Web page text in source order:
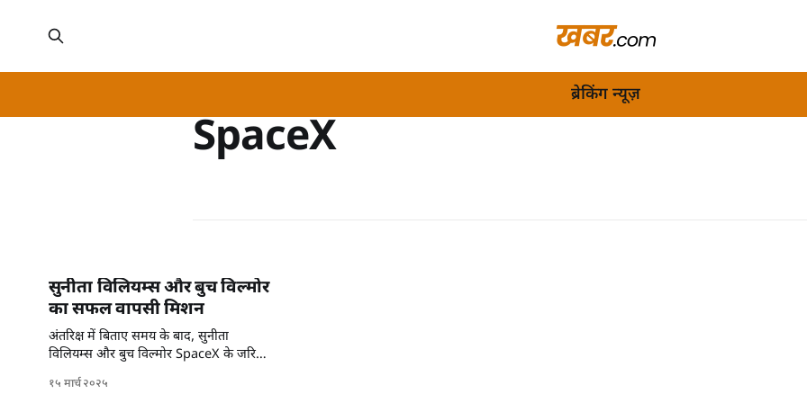
ब्रेकिंग न्यूज़
SpaceX
सुनीता विलियम्स और बुच विल्मोर
का सफल वापसी मिशन
अंतरिक्ष में बिताए समय के बाद, सुनीता
विलियम्स और बुच विल्मोर SpaceX के जरिए
धरती पर लौटेंगे।
१५ मार्च २०२५